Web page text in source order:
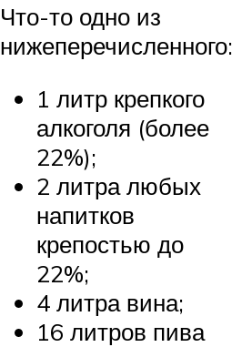
Что-то одно из
нижеперечисленного:
1 литр крепкого
алкоголя (более
22%);
2 литра любых
напитков
крепостью до
22%;
4 литра вина;
16 литров пива